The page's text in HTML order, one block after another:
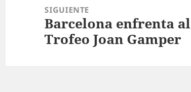
SIGUIENTE
Entrada
siguiente:
Barcelona enfrenta
Trofeo Joan Gamper